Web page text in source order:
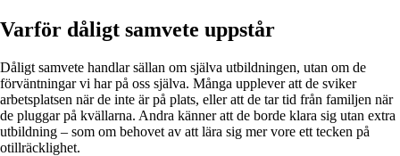
Varför dåligt samvete uppstår
Dåligt samvete handlar sällan om själva utbildningen, utan om de
förväntningar vi har på oss själva. Många upplever att de sviker
arbetsplatsen när de inte är på plats, eller att de tar tid från familjen när
de pluggar på kvällarna. Andra känner att de borde klara sig utan extra
utbildning – som om behovet av att lära sig mer vore ett tecken på
otillräcklighet.